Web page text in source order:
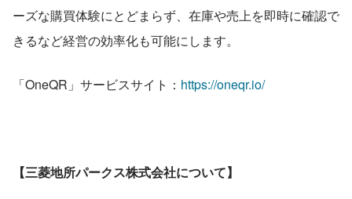
ーズな購買体験にとどまらず、在庫や売上を即時に確認で
きるなど経営の効率化も可能にします。
「OneQR」サービスサイト： https://oneqr.io/
【三菱地所パークス株式会社について】